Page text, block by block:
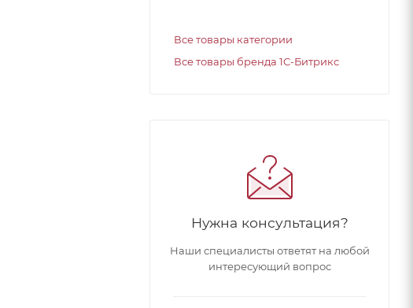
Все товары категории
Все товары бренда 1С-Битрикс
Нужна консультация?
Наши специалисты ответят на любой
интересующий вопрос